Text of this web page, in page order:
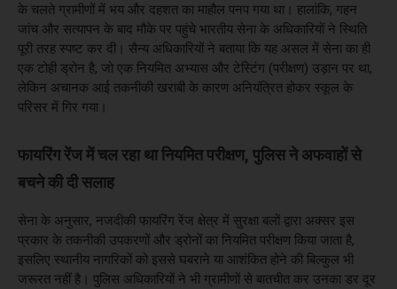
के चलते ग्रामीणों में भय और दहशत का माहौल पनप गया था। हालांकि, गहन
जांच और सत्यापन के बाद मौके पर पहुंचे भारतीय सेना के अधिकारियों ने स्थिति
पूरी तरह स्पष्ट कर दी। सैन्य अधिकारियों ने बताया कि यह असल में सेना का ही
एक टोही ड्रोन है, जो एक नियमित अभ्यास और टेस्टिंग (परीक्षण) उड़ान पर था,
लेकिन अचानक आई तकनीकी खराबी के कारण अनियंत्रित होकर स्कूल के
परिसर में गिर गया।
फायरिंग रेंज में चल रहा था नियमित परीक्षण, पुलिस ने अफवाहों से
बचने की दी सलाह
सेना के अनुसार, नजदीकी फायरिंग रेंज क्षेत्र में सुरक्षा बलों द्वारा अक्सर इस
प्रकार के तकनीकी उपकरणों और ड्रोनों का नियमित परीक्षण किया जाता है,
इसलिए स्थानीय नागरिकों को इससे घबराने या आशंकित होने की बिल्कुल भी
जरूरत नहीं है। पुलिस अधिकारियों ने भी ग्रामीणों से बातचीत कर उनका डर दूर